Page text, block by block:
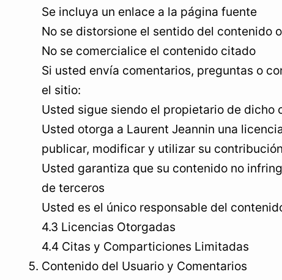
Se incluya un enlace a la página fuente
No se distorsione el sentido del contenido
No se comercialice el contenido citado
Si usted envía comentarios, preguntas o
el sitio:
Usted sigue siendo el propietario de dicho
Usted otorga a Laurent Jeannin una
publicar, modificar y utilizar su contribución
Usted garantiza que su contenido no
de terceros
Usted es el único responsable del
4.3 Licencias Otorgadas
4.4 Citas y Comparticiones Limitadas
Contenido del Usuario y Comentarios